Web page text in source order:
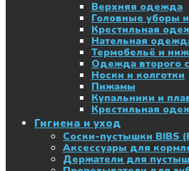
Верхняя одежда
Головные уборы
Крестильная
Нательная
Термобельё и
Одежда второго
Носки и колготки
Пижамы
Купальники и
Крестильная
Гигиена и уход
Соски-пустышки BIBS
Аксессуары для
Держатели для